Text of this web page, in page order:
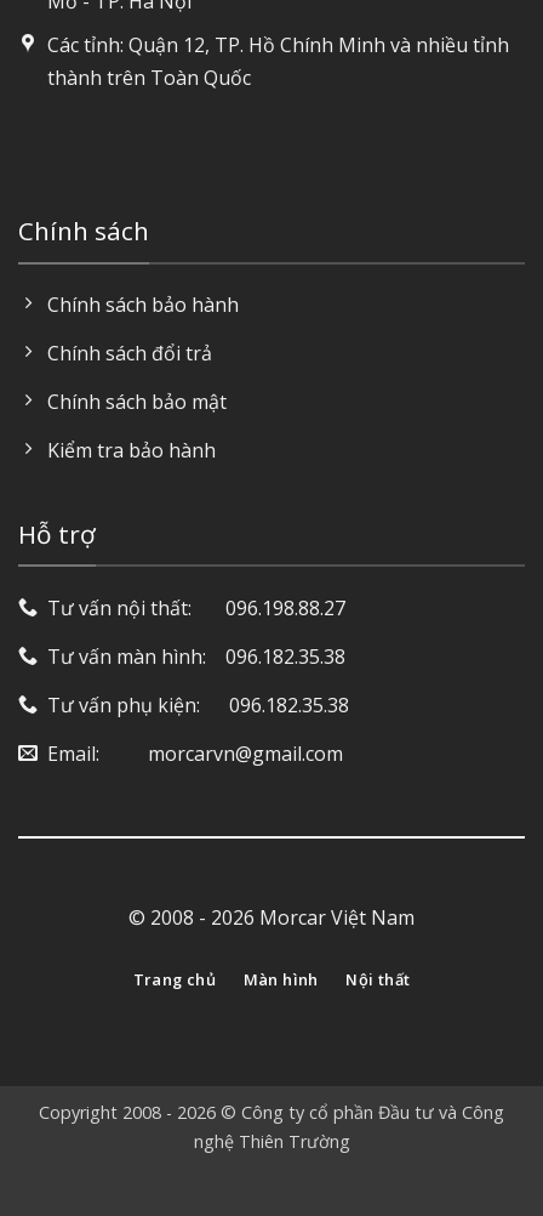
Các tỉnh: Quận 12, TP. Hồ Chính Minh và nhiều tỉnh
thành trên Toàn Quốc
Chính sách
Chính sách bảo hành
Chính sách đổi trả
Chính sách bảo mật
Kiểm tra bảo hành
Hỗ trợ
Tư vấn nội thất: ‎ ‎ ‎ ‎ ‎ ‎ 096.198.88.27
Tư vấn màn hình: ‎ ‎ ‎ 096.182.35.38
Tư vấn phụ kiện: ‎ ‎ ‎ ‎‎ ‎ 096.182.35.38
Email: ‎ ‎ ‎ ‎ ‎ ‎ ‎ ‎ ‎ morcarvn@gmail.com
© 2008 - 2026 Morcar Việt Nam
Trang chủ Màn hình Nội thất
Copyright 2008 - 2026 © Công ty cổ phần Đầu tư và Công
nghệ Thiên Trường